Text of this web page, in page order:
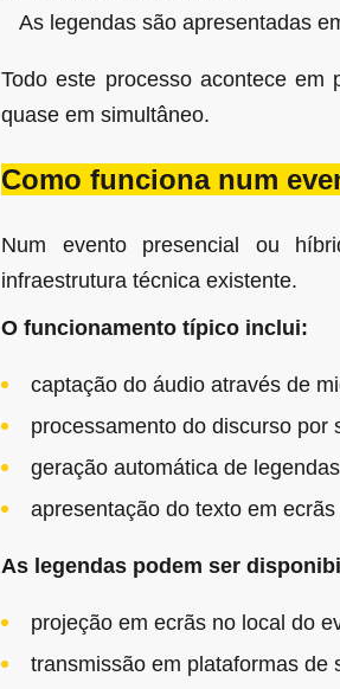
As legendas são apresentadas
Todo este processo acontece em
quase em simultâneo.
Como funciona num
Num evento presencial ou
infraestrutura técnica existente.
O funcionamento típico inclui:
captação do áudio através de
processamento do discurso por
geração automática de legendas
apresentação do texto em
As legendas podem ser
projeção em ecrãs no local do
transmissão em plataformas de